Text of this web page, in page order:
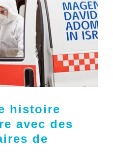
histoire
avec des
de